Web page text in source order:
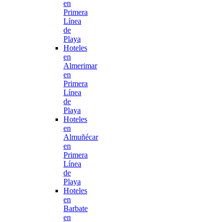
en
Primera
Línea
de
Playa
Hoteles
en
Almerimar
en
Primera
Línea
de
Playa
Hoteles
en
Almuñécar
en
Primera
Línea
de
Playa
Hoteles
en
Barbate
en